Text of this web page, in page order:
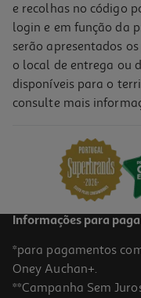
Adaptador Wi-Fi
10,99 €
e recolhas no código
login e em função da
serão apresentados
o local de entrega ou
disponíveis para o
consulte mais
Informações para
*para pagamentos
Oney Auchan+.
**Campanha Sem